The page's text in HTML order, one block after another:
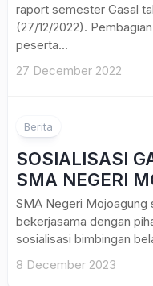
raport semester Gasal
(27/12/2022).
peserta...
27 December 2022
Berita
SOSIALISASI
SMA NEGERI
SMA Negeri Mojoagung
bekerjasama dengan
sosialisasi bimbingan
8 December 2023